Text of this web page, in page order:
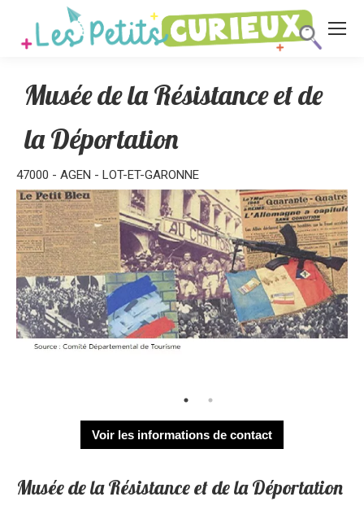
Musée de la Résistance et de
la Déportation
47000 - AGEN - LOT-ET-GARONNE
Voir les informations de contact
Musée de la Résistance et de la Déportation